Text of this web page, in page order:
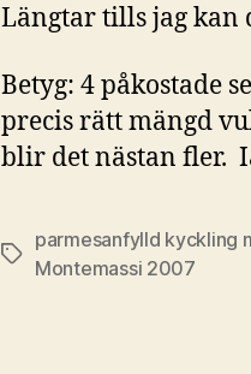
Längtar tills jag kan
Betyg: 4 påkostade
precis rätt mängd
blir det nästan fler.
Etiketter
parmesanfylld kyckling
Montemassi 2007